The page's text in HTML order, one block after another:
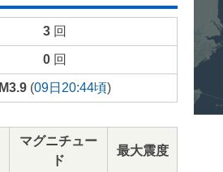
3回
0回
M3.9(09日20:44頃)
マグニチュー
ド
最大震度